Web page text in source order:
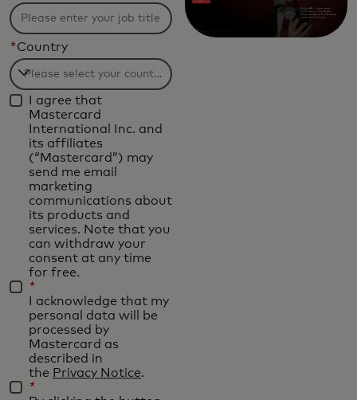
*Country
Filtering
will
applied
after
characters.
I agree that
Mastercard
International Inc. and
its affiliates
(“Mastercard”) may
send me email
marketing
communications about
its products and
services. Note that you
can withdraw your
consent at any time
for free.
*
I acknowledge that my
personal data will be
processed by
Mastercard as
described in
the Privacy Notice.
*